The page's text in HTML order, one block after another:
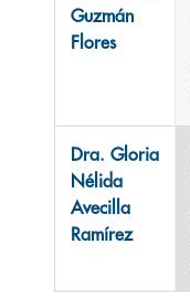
Guzmán
Flores
Dra. Gloria
Nélida
Avecilla
Ramírez